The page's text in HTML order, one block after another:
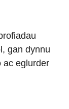
gan dynnu
ac eglurder